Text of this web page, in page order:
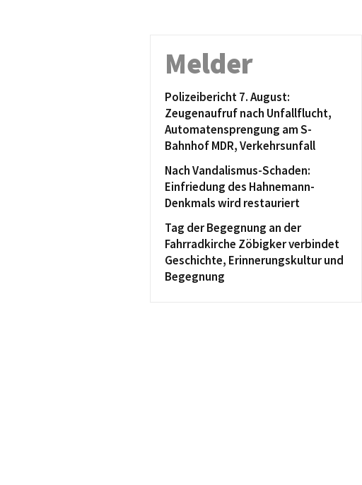
Melder
Polizeibericht 7. August:
Zeugenaufruf nach Unfallflucht,
Automatensprengung am S-
Bahnhof MDR, Verkehrsunfall
Nach Vandalismus-Schaden:
Einfriedung des Hahnemann-
Denkmals wird restauriert
Tag der Begegnung an der
Fahrradkirche Zöbigker verbindet
Geschichte, Erinnerungskultur und
Begegnung